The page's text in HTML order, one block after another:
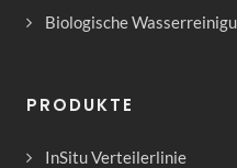
Biologische
PRODUKTE
InSitu Verteilerlinie